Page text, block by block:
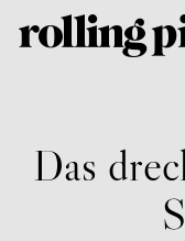
Das